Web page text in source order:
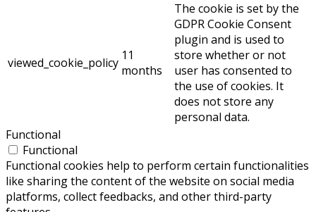
viewed_cookie_policy 11
months
The cookie is set by the
GDPR Cookie Consent
plugin and is used to
store whether or not
user has consented to
the use of cookies. It
does not store any
personal data.
Functional
Functional
Functional cookies help to perform certain functionalities
like sharing the content of the website on social media
platforms, collect feedbacks, and other third-party